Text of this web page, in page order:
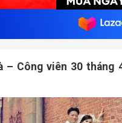
– Công viên 30 tháng